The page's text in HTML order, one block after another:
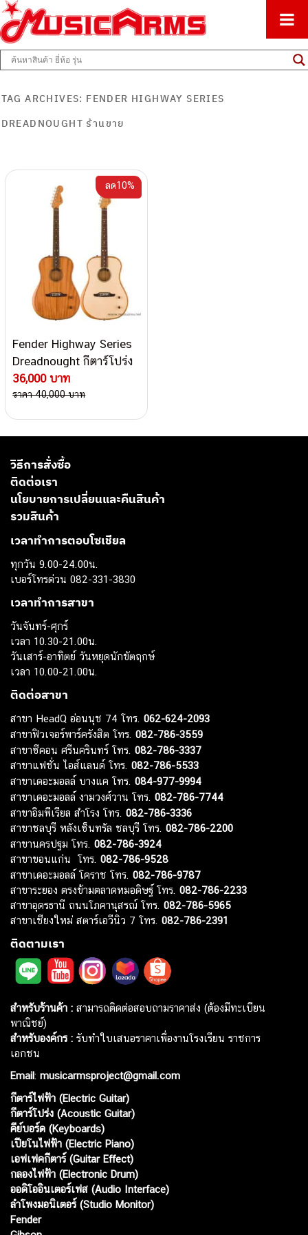
Music Arms
ศูนย์รวมครื่องดนตรีทุกชนิด ตั้งแต่เริ่มต้นถึงมืออาชีพ
TAG ARCHIVES: FENDER HIGHWAY SERIES
DREADNOUGHT ร้านขาย
Fender Highway Series
Dreadnought กีตาร์โปร่ง
ไฟฟ้า
36,000 บาท
ลด10%
ราคา 40,000 บาท
วิธีการสั่งซื้อ
ติดต่อเรา
นโยบายการเปลี่ยนและคืนสินค้า
รวมสินค้า
เวลาทำการตอบโซเชียล
ทุกวัน 9.00-24.00น.
เบอร์โทรด่วน 082-331-3830
เวลาทำการสาขา
วันจันทร์-ศุกร์
เวลา 10.30-21.00น.
วันเสาร์-อาทิตย์ วันหยุดนักขัตฤกษ์
เวลา 10.00-21.00น.
ติดต่อสาขา
สาขา HeadQ อ่อนนุช 74 โทร. 062-624-2093
สาขาฟิวเจอร์พาร์ครังสิต โทร. 082-786-3559
สาขาซีคอน ศรีนครินทร์ โทร. 082-786-3337
สาขาแฟชั่น ไอส์แลนด์ โทร. 082-786-5533
สาขาเดอะมอลล์ บางแค โทร. 084-977-9994
สาขาเดอะมอลล์ งามวงศ์วาน โทร. 082-786-7744
สาขาอิมพีเรียล สำโรง โทร. 082-786-3336
สาขาชลบุรี หลังเซ็นทรัล ชลบุรี โทร. 082-786-2200
สาขานครปฐม โทร. 082-786-3924
สาขาขอนแก่น โทร. 082-786-9528
สาขาเดอะมอลล์ โคราช โทร. 082-786-9787
สาขาระยอง ตรงข้ามตลาดหมอดิษฐ์ โทร. 082-786-2233
สาขาอุดรธานี ถนนโภคานุสรณ์ โทร. 082-786-5965
สาขาเชียงใหม่ สตาร์เอวีนิว 7 โทร. 082-786-2391
ติดตามเรา
สำหรับร้านค้า : สามารถติดต่อสอบถามราคาส่ง (ต้องมีทะเบียน
พาณิชย์)
สำหรับองค์กร : รับทำใบเสนอราคาเพื่องานโรงเรียน ราชการ
เอกชน
Email: musicarmsproject@gmail.com
กีตาร์ไฟฟ้า (Electric Guitar)
กีตาร์โปร่ง (Acoustic Guitar)
คีย์บอร์ด (Keyboards)
เปียโนไฟฟ้า (Electric Piano)
เอฟเฟคกีตาร์ (Guitar Effect)
กลองไฟฟ้า (Electronic Drum)
ออดิโออินเตอร์เฟส (Audio Interface)
ลำโพงมอนิเตอร์ (Studio Monitor)
Fender